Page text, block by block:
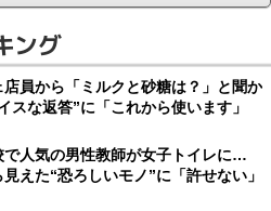
ング
店員から「ミルクと砂糖は？」と聞か
な返答”に「これから使います」
で人気の男性教師が女子トイレに…
えた“恐ろしいモノ”に「許せない」